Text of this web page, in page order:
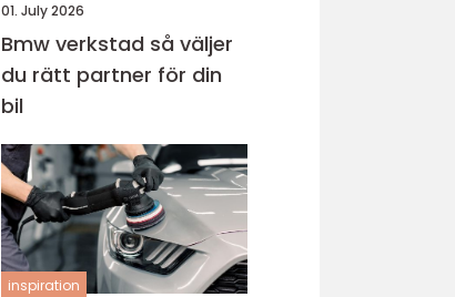
01. July 2026
Bmw verkstad så väljer
du rätt partner för din
bil
inspiration